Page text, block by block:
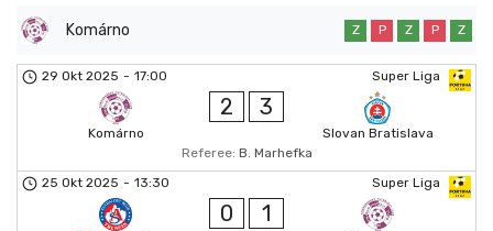
Komárno Z P Z P Z
Super Liga
29 Okt 2025 - 17:00
Komárno
2 3
Slovan Bratislava
Referee: B. Marhefka
Super Liga
25 Okt 2025 - 13:30
0 1